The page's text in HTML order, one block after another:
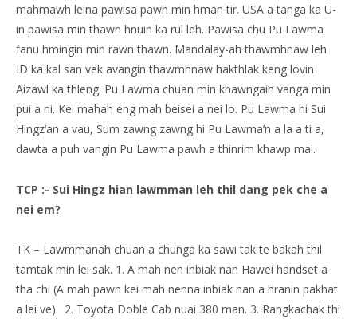
mahmawh leina pawisa pawh min hman tir. USA a tanga ka U-
in pawisa min thawn hnuin ka rul leh. Pawisa chu Pu Lawma
fanu hmingin min rawn thawn. Mandalay-ah thawmhnaw leh
ID ka kal san vek avangin thawmhnaw hakthlak keng lovin
Aizawl ka thleng. Pu Lawma chuan min khawngaih vanga min
pui a ni. Kei mahah eng mah beisei a nei lo. Pu Lawma hi Sui
Hingz’an a vau, Sum zawng zawng hi Pu Lawma’n a la a ti a,
dawta a puh vangin Pu Lawma pawh a thinrim khawp mai.
TCP :- Sui Hingz hian lawmman leh thil dang pek che a
nei em?
TK – Lawmmanah chuan a chunga ka sawi tak te bakah thil
tamtak min lei sak. 1. A mah nen inbiak nan Hawei handset a
tha chi (A mah pawn kei mah nenna inbiak nan a hranin pakhat
a lei ve). 2. Toyota Doble Cab nuai 380 man. 3. Rangkachak thi